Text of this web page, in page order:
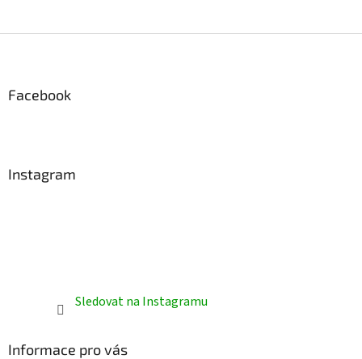
Facebook
Instagram
Sledovat na Instagramu
Informace pro vás